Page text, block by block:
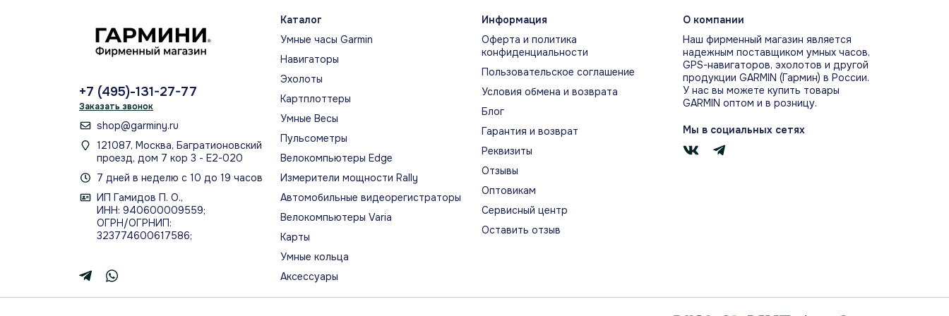
сочетаются с разными образами, а яркий
экран появляется по касанию или повороту
запястья.
сон, активность и стресс.
ОЦЕНКА СНА
Оценка сна, стадии, пульс, стресс, Pulse Ox и
дыхание помогают понять качество ночного
восстановления.
Часы отслеживают шаги, калории и минуты
ДИЗАЙН И ВОЗМОЖНОСТИ
Официальная визуальная история модели
+7 (495)-131-27-77
Заказать звонок
shop@garminy.ru
121087, Москва, Багратионовский
проезд, дом 7 кор 3 - Е2-020
7 дней в неделю с 10 до 19 часов
ИП Гамидов П. О.,
ИНН: 940600009559;
ОГРН/ОГРНИП:
323774600617586;
Каталог
Умные часы Garmin
Навигаторы
Эхолоты
Картплоттеры
Умные Весы
Пульсометры
Велокомпьютеры Edge
Измерители мощности Rally
Автомобильные видеорегистраторы
Велокомпьютеры Varia
Карты
Умные кольца
Аксессуары
Информация
Оферта и политика
конфиденциальности
Пользовательское соглашение
Условия обмена и возврата
Блог
Гарантия и возврат
Реквизиты
Отзывы
Оптовикам
Сервисный центр
Оставить отзыв
О компании
Наш фирменный магазин является
надежным поставщиком умных часов,
GPS-навигаторов, эхолотов и другой
продукции GARMIN (Гармин) в России.
У нас вы можете купить товары
GARMIN оптом и в розницу.
Мы в социальных сетях